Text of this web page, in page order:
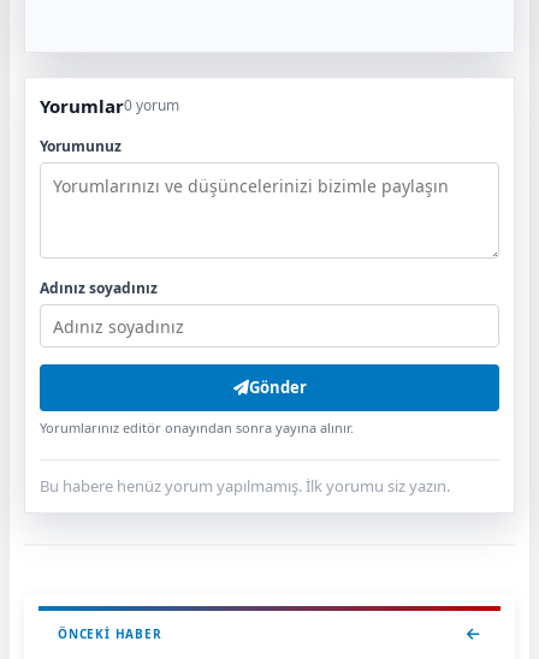
Yorumlar0 yorum
Yorumunuz
Adınız soyadınız
Gönder
Yorumlarınız editör onayından sonra yayına alınır.
Bu habere henüz yorum yapılmamış. İlk yorumu siz yazın.
ÖNCEKI HABER